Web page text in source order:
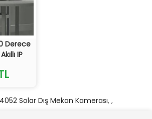
Derece
IP
Solar Dış Mekan Kamerası, ,